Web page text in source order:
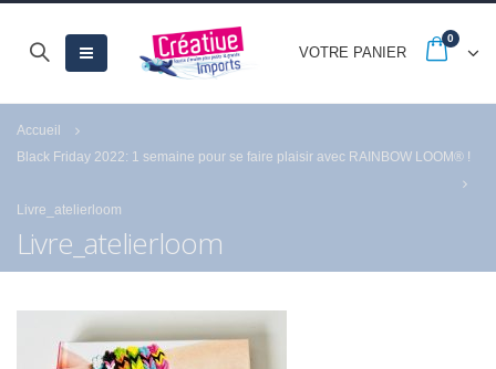
VOTRE PANIER
0
Accueil
Black Friday 2022: 1 semaine pour se faire plaisir avec RAINBOW LOOM® !
Livre_atelierloom
Livre_atelierloom